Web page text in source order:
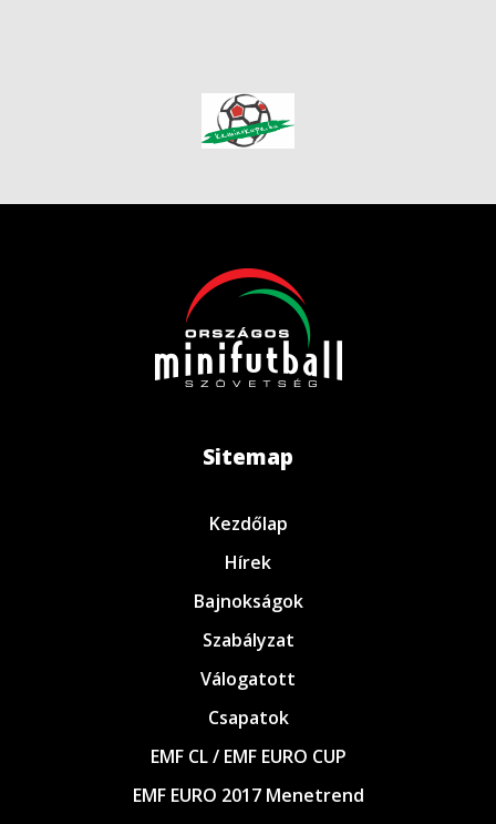
Sitemap
Kezdőlap
Hírek
Bajnokságok
Szabályzat
Válogatott
Csapatok
EMF CL / EMF EURO CUP
EMF EURO 2017 Menetrend